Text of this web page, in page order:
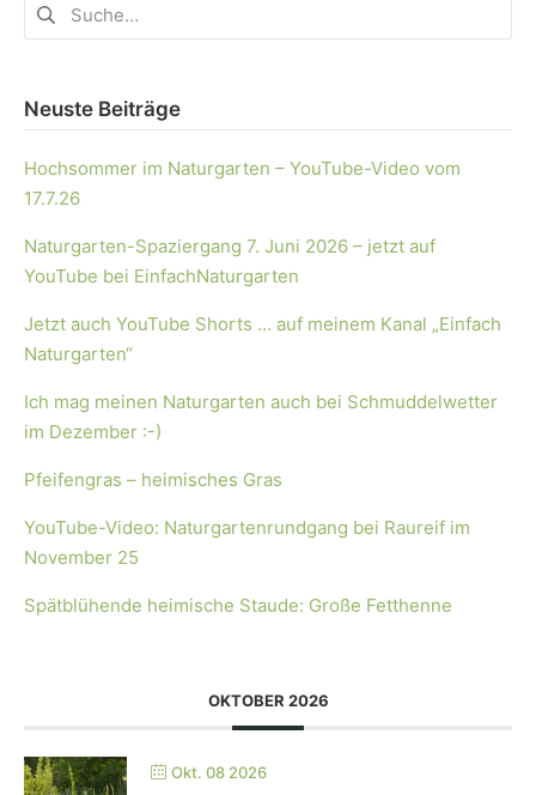
Neuste Beiträge
Hochsommer im Naturgarten – YouTube-Video vom
17.7.26
Naturgarten-Spaziergang 7. Juni 2026 – jetzt auf
YouTube bei EinfachNaturgarten
Jetzt auch YouTube Shorts … auf meinem Kanal „Einfach
Naturgarten“
Ich mag meinen Naturgarten auch bei Schmuddelwetter
im Dezember :-)
Pfeifengras – heimisches Gras
YouTube-Video: Naturgartenrundgang bei Raureif im
November 25
Spätblühende heimische Staude: Große Fetthenne
OKTOBER 2026
Okt. 08 2026